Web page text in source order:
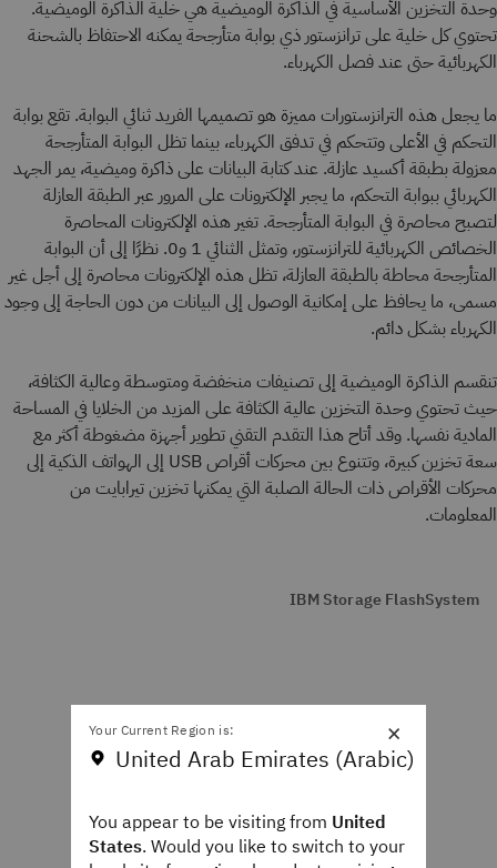
وحدة التخزين الأساسية في الذاكرة الوميضية هي خلية الذاكرة الوميضية.
تحتوي كل خلية على ترانزستور ذي بوابة متأرجحة يمكنه الاحتفاظ بالشحنة
الكهربائية حتى عند فصل الكهرباء.
ما يجعل هذه الترانزستورات مميزة هو تصميمها الفريد ثنائي البوابة. تقع بوابة
التحكم في الأعلى وتتحكم في تدفق الكهرباء، بينما تظل البوابة المتأرجحة
معزولة بطبقة أكسيد عازلة. عند كتابة البيانات على ذاكرة وميضية، يمر الجهد
الكهربائي ببوابة التحكم، ما يجبر الإلكترونات على المرور عبر الطبقة العازلة
لتصبح محاصرة في البوابة المتأرجحة. تغير هذه الإلكترونات المحاصرة
الخصائص الكهربائية للترانزستور، وتمثل الثنائي 1 و0. نظرًا إلى أن البوابة
المتأرجحة محاطة بالطبقة العازلة، تظل هذه الإلكترونات محاصرة إلى أجل غير
مسمى، ما يحافظ على إمكانية الوصول إلى البيانات من دون الحاجة إلى وجود
الكهرباء بشكل دائم.
تنقسم الذاكرة الوميضية إلى تصنيفات منخفضة ومتوسطة وعالية الكثافة،
حيث تحتوي وحدة التخزين عالية الكثافة على المزيد من الخلايا في المساحة
المادية نفسها. وقد أتاح هذا التقدم التقني تطوير أجهزة مضغوطة أكثر مع
سعة تخزين كبيرة، وتتنوع بين محركات أقراص USB إلى الهواتف الذكية إلى
محركات الأقراص ذات الحالة الصلبة التي يمكنها تخزين تيرابايت من
المعلومات.
IBM Storage FlashSystem
×
Your Current Region is:
United Arab Emirates (Arabic)
You appear to be visiting from United
States. Would you like to switch to your